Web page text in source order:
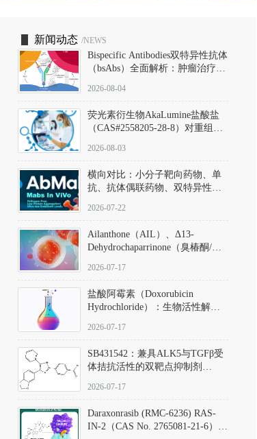
新闻动态 /NEWS
Bispecific Antibodies双特异性抗体
（bsAbs）全面解析：肿瘤治疗的
2026-08-04
荧光素衍生物AkaLumine盐酸盐
（CAS#2558205-28-8）对重组萤
数（Km）为2.06 μM；其近红外
发光特性赋予优异的组织穿透能
力，大幅增强成像信噪比，从而
实现活体动物模型中极低给药剂
量下的高灵敏度、非侵入式生物
2026-08-03
横向对比：小分子靶向药物、单
抗、抗体偶联药物、双特异性抗
及应用瓶颈
2026-07-22
Ailanthone（AIL）、Δ13-
Dehydrochaparrinone（臭椿酮/臭
DKM货号 D806885
2026-07-17
盐酸阿霉素（Doxorubicin
Hydrochloride）：生物活性解
范
2026-07-17
SB431542：兼具ALK5与TGFβ受
体拮抗活性的双靶点抑制剂
D801067）
2026-07-17
Daraxonrasib (RMC-6236) RAS-
IN-2（CAS No. 2765081-21-6）：